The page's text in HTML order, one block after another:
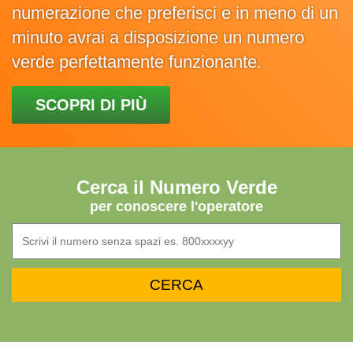
numerazione che preferisci e in meno di un
minuto avrai a disposizione un numero
verde perfettamente funzionante.
SCOPRI DI PIÙ
Cerca il Numero Verde
per conoscere l'operatore